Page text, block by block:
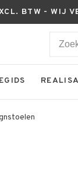
BTW - WIJ